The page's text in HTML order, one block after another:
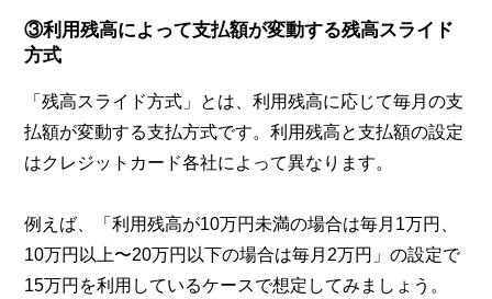
③利用残高によって支払額が変動する残高スライド
方式
「残高スライド方式」とは、利用残高に応じて毎月の支
払額が変動する支払方式です。利用残高と支払額の設定
はクレジットカード各社によって異なります。
例えば、「利用残高が10万円未満の場合は毎月1万円、
10万円以上〜20万円以下の場合は毎月2万円」の設定で
15万円を利用しているケースで想定してみましょう。